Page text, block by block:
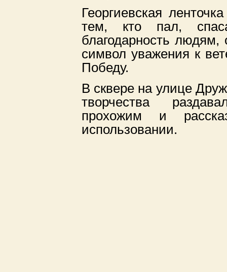
Георгиевская
тем, кто пал,
благодарность
символ уважения к
Победу.
В сквере на улице
творчества
прохожим и
использовании.